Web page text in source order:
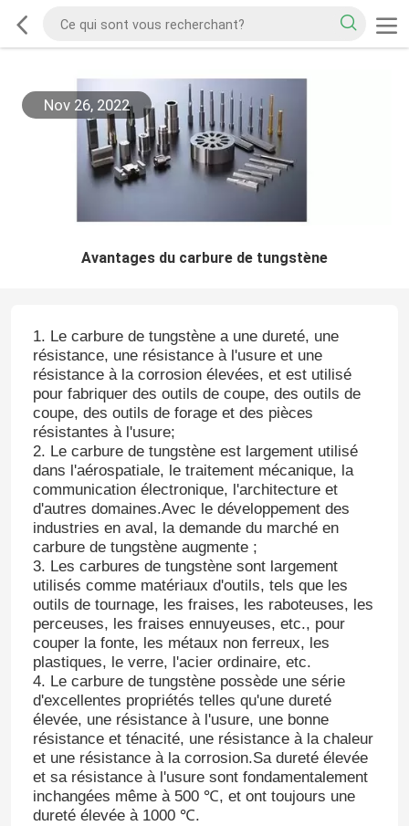
Nov 26, 2022
Avantages du carbure de tungstène
1. Le carbure de tungstène a une dureté, une
résistance, une résistance à l'usure et une
résistance à la corrosion élevées, et est utilisé
pour fabriquer des outils de coupe, des outils de
coupe, des outils de forage et des pièces
résistantes à l'usure;
2. Le carbure de tungstène est largement utilisé
dans l'aérospatiale, le traitement mécanique, la
communication électronique, l'architecture et
d'autres domaines.Avec le développement des
industries en aval, la demande du marché en
carbure de tungstène augmente ;
3. Les carbures de tungstène sont largement
utilisés comme matériaux d'outils, tels que les
outils de tournage, les fraises, les raboteuses, les
perceuses, les fraises ennuyeuses, etc., pour
couper la fonte, les métaux non ferreux, les
plastiques, le verre, l'acier ordinaire, etc.
4. Le carbure de tungstène possède une série
d'excellentes propriétés telles qu'une dureté
élevée, une résistance à l'usure, une bonne
résistance et ténacité, une résistance à la chaleur
et une résistance à la corrosion.Sa dureté élevée
et sa résistance à l'usure sont fondamentalement
inchangées même à 500 ℃, et ont toujours une
dureté élevée à 1000 ℃.